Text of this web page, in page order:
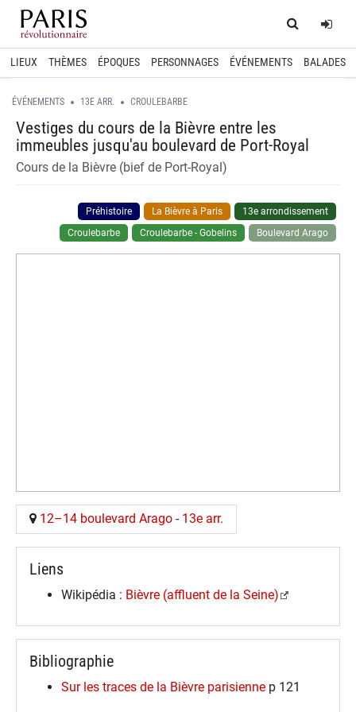
Home
LIEUX THÈMES ÉPOQUES PERSONNAGES ÉVÉNEMENTS BALADES
ÉVÉNEMENTS 13E ARR. CROULEBARBE
Vestiges du cours de la Bièvre entre les
immeubles jusqu'au boulevard de Port-Royal
Cours de la Bièvre (bief de Port-Royal)
Préhistoire La Bièvre à Paris
13e arrondissement
Croulebarbe
Croulebarbe - Gobelins Boulevard Arago
12–14 boulevard Arago - 13e arr.
Liens
Wikipédia : Bièvre (affluent de la Seine)
Bibliographie
Sur les traces de la Bièvre parisienne p 121